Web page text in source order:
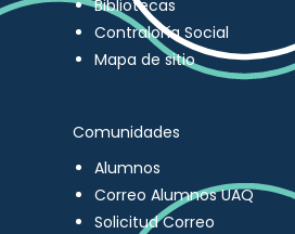
Bibliotecas
Contraloría Social
Mapa de sitio
Comunidades
Alumnos
Correo Alumnos UAQ
Solicitud Correo